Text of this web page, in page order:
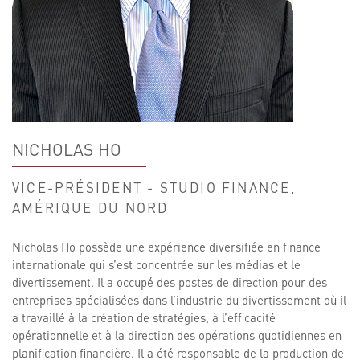
NICHOLAS HO
VICE-PRÉSIDENT - STUDIO FINANCE,
AMÉRIQUE DU NORD
Nicholas Ho possède une expérience diversifiée en finance
internationale qui s’est concentrée sur les médias et le
divertissement. Il a occupé des postes de direction pour des
entreprises spécialisées dans l’industrie du divertissement où il
a travaillé à la création de stratégies, à l’efficacité
opérationnelle et à la direction des opérations quotidiennes en
planification financière. Il a été responsable de la production de